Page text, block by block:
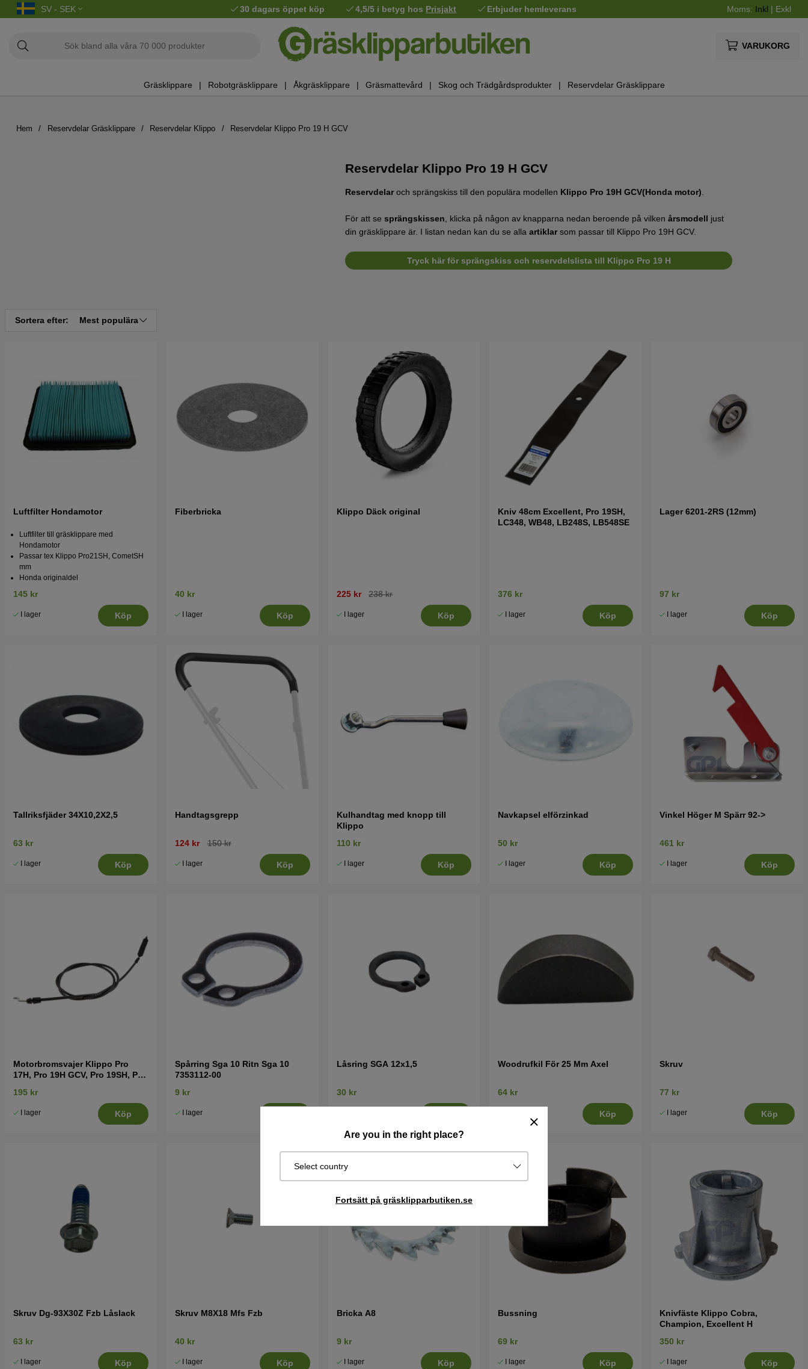
SV - SEK 30 dagars öppet köp 4,5/5 i betyg hos Prisjakt Erbjuder hemleverans Moms: Inkl | Exkl
VARUKORG
Gräsklippare Robotgräsklippare Åkgräsklippare Gräsmattevård Skog och Trädgårdsprodukter Reservdelar Gräsklippare
Are you in the right place?
Select country
Fortsätt på gräsklipparbutiken.se
Hem Reservdelar Gräsklippare Reservdelar Klippo Reservdelar Klippo Pro 19 H GCV
Reservdelar Klippo Pro 19 H GCV
Reservdelaroch sprängskiss till den populära modellen Klippo Pro 19H GCV(Honda motor).
För att se sprängskissen, klicka på någon av knapparna nedan beroende på vilken årsmodell just
din gräsklippare är. I listan nedan kan du se alla artiklarsom passar till Klippo Pro 19H GCV.
Tryck här för sprängskiss och reservdelslista till Klippo Pro 19 H
Sortera efter: Mest populära
Luftfilter Hondamotor
Luftfilter till gräsklippare med
Hondamotor
Passar tex Klippo Pro21SH, CometSH
mm
Honda originaldel
145 kr
I lager Köp
Fiberbricka
40 kr
I lager Köp
Klippo Däck original
225 kr 238 kr
I lager Köp
Kniv 48cm Excellent, Pro 19SH,
LC348, WB48, LB248S, LB548SE
376 kr
I lager Köp
Lager 6201-2RS (12mm)
97 kr
I lager Köp
Tallriksfjäder 34X10,2X2,5
63 kr
I lager Köp
Handtagsgrepp
124 kr 150 kr
I lager Köp
Kulhandtag med knopp till
Klippo
110 kr
I lager Köp
Navkapsel elförzinkad
50 kr
I lager Köp
Vinkel Höger M Spärr 92->
461 kr
I lager Köp
Motorbromsvajer Klippo Pro
17H, Pro 19H GCV, Pro 19SH, Pro
195 kr
I lager Köp
Spårring Sga 10 Ritn Sga 10
7353112-00
9 kr
I lager
Låsring SGA 12x1,5
30 kr
Woodrufkil För 25 Mm Axel
64 kr
Köp
Skruv
77 kr
I lager Köp
Skruv Dg-93X30Z Fzb Låslack
63 kr
I lager Köp
Skruv M8X18 Mfs Fzb
40 kr
I lager Köp
Bricka A8
9 kr
I lager Köp
Bussning
69 kr
I lager Köp
Knivfäste Klippo Cobra,
Champion, Excellent H
350 kr
I lager Köp